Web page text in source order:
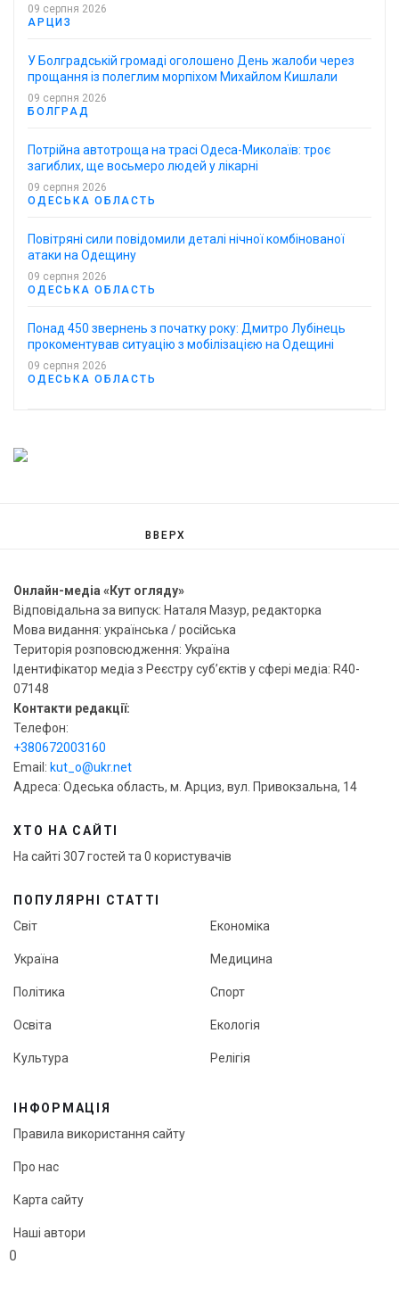
0
09 серпня 2026
АРЦИЗ
У Болградській громаді оголошено День жалоби через
прощання із полеглим морпіхом Михайлом Кишлали
09 серпня 2026
БОЛГРАД
Потрійна автотроща на трасі Одеса-Миколаїв: троє
загиблих, ще восьмеро людей у лікарні
09 серпня 2026
ОДЕСЬКА ОБЛАСТЬ
Повітряні сили повідомили деталі нічної комбінованої
атаки на Одещину
09 серпня 2026
ОДЕСЬКА ОБЛАСТЬ
Понад 450 звернень з початку року: Дмитро Лубінець
прокоментував ситуацію з мобілізацією на Одещині
09 серпня 2026
ОДЕСЬКА ОБЛАСТЬ
ВВЕРХ
Онлайн-медіа «Кут огляду»
Відповідальна за випуск: Наталя Мазур, редакторка
Мова видання: українська / російська
Територія розповсюдження: Україна
Ідентифікатор медіа з Реєстру суб’єктів у сфері медіа: R40-
07148
Контакти редакції:
Телефон:
+380672003160
Email: kut_o@ukr.net
Адреса: Одеська область, м. Арциз, вул. Привокзальна, 14
ХТО НА САЙТІ
На сайті 307 гостей та 0 користувачів
ПОПУЛЯРНІ СТАТТІ
Світ
Україна
Політика
Освіта
Культура
Економіка
Медицина
Спорт
Екологія
Релігія
ІНФОРМАЦІЯ
Правила використання сайту
Про нас
Карта сайту
Наші автори